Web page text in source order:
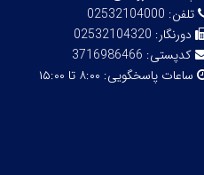
تلفن: 02532104000
دورنگار: 02532104320
کدپستی: 3716986466
ساعات پاسخگویی: ۸:۰۰ تا ۱۵:۰۰